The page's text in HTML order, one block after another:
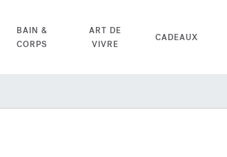
BAIN &
CORPS
ART DE
VIVRE
CADEAUX